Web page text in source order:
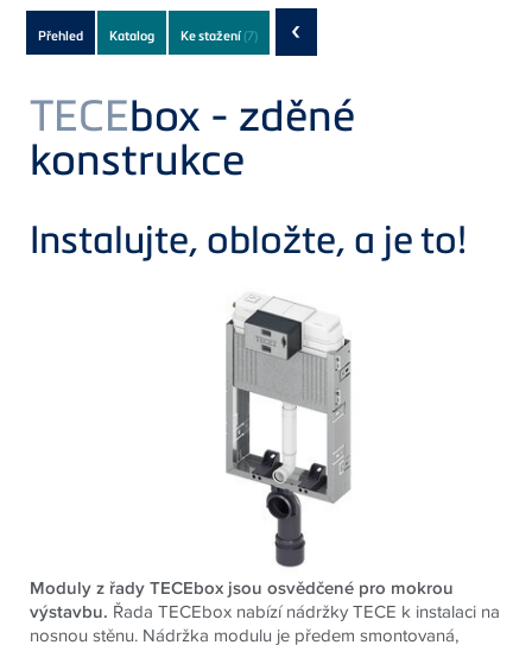
Subnavigation
of
current
Product
Přehled Katalog Ke stažení(7) ‹
TECEbox - zděné
konstrukce
Instalujte, obložte, a je to!
Moduly z řady TECEbox jsou osvědčené pro mokrou
výstavbu. Řada TECEbox nabízí nádržky TECE k instalaci na
nosnou stěnu. Nádržka modulu je předem smontovaná,